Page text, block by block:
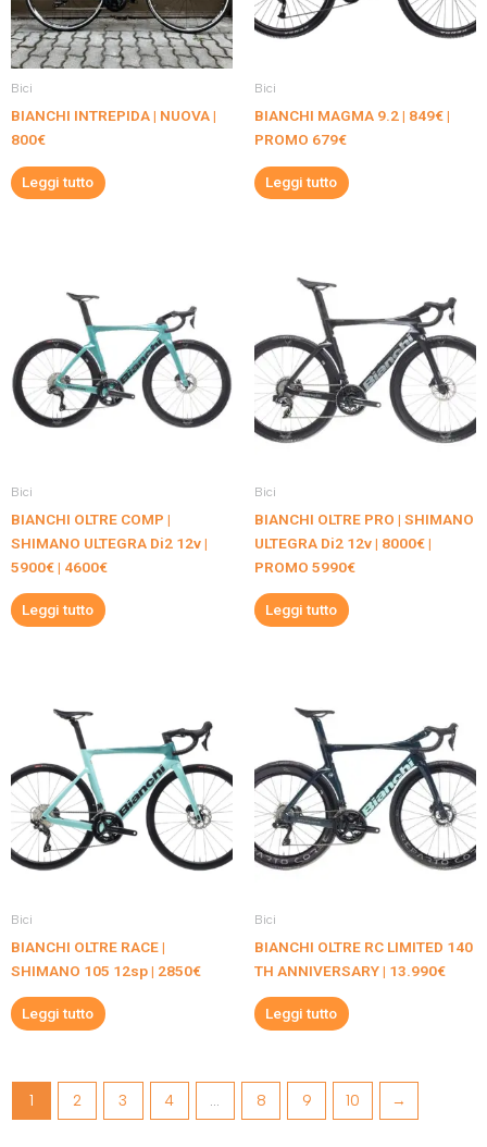
Bici
BIANCHI INTREPIDA | NUOVA |
800€
Leggi tutto
Bici
BIANCHI MAGMA 9.2 | 849€ |
PROMO 679€
Leggi tutto
Bici
BIANCHI OLTRE COMP |
SHIMANO ULTEGRA Di2 12v |
5900€ | 4600€
Leggi tutto
Bici
BIANCHI OLTRE PRO | SHIMANO
ULTEGRA Di2 12v | 8000€ |
PROMO 5990€
Leggi tutto
Bici
BIANCHI OLTRE RACE |
SHIMANO 105 12sp | 2850€
Leggi tutto
Bici
BIANCHI OLTRE RC LIMITED 140
TH ANNIVERSARY | 13.990€
Leggi tutto
1 2 3 4 8 9 10 →